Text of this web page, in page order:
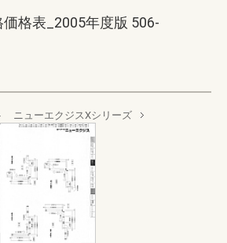
格表_2005年度版 506-
ニューエクジスXシリーズ